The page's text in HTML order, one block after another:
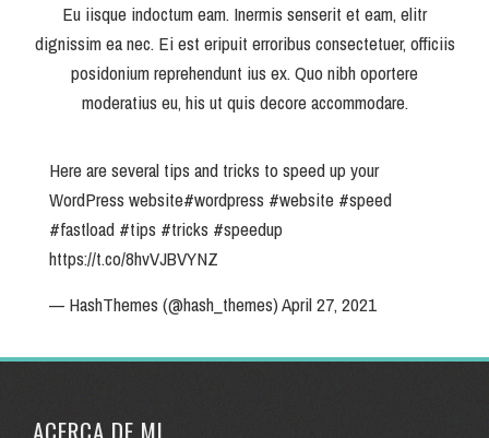
Eu iisque indoctum eam. Inermis senserit et eam, elitr
dignissim ea nec. Ei est eripuit erroribus consectetuer, officiis
posidonium reprehendunt ius ex. Quo nibh oportere
moderatius eu, his ut quis decore accommodare.
Here are several tips and tricks to speed up your
WordPress website#wordpress #website #speed
#fastload #tips #tricks #speedup
https://t.co/8hvVJBVYNZ
— HashThemes (@hash_themes)April 27, 2021
ACERCA DE MI